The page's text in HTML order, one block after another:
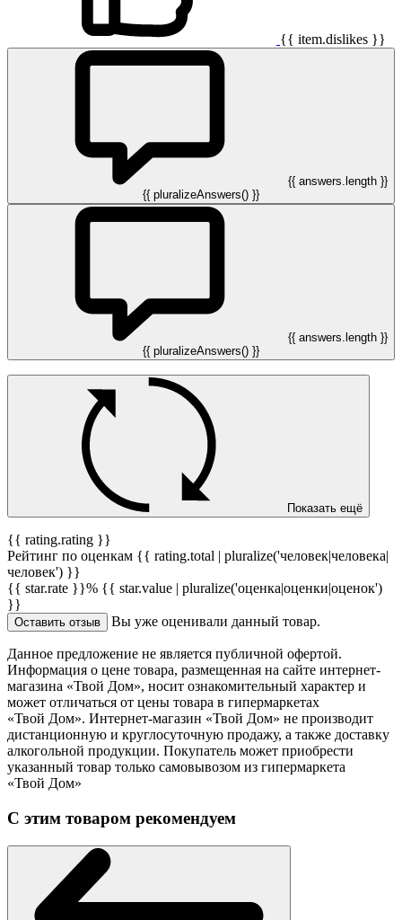
{{ item.dislikes }}
{{ answers.length }}
{{ pluralizeAnswers() }}
{{ answers.length }}
{{ pluralizeAnswers() }}
Показать ещё
{{ rating.rating }}
Рейтинг по оценкам {{ rating.total | pluralize('человек|человека|
человек') }}
{{ star.rate }}% {{ star.value | pluralize('оценка|оценки|оценок')
}}
Оставить отзыв Вы уже оценивали данный товар.
Данное предложение не является публичной офертой.
Информация о цене товара, размещенная на сайте интернет-
магазина «Твой Дом», носит ознакомительный характер и
может отличаться от цены товара в гипермаркетах
«Твой Дом». Интернет-магазин «Твой Дом» не производит
дистанционную и круглосуточную продажу, а также доставку
алкогольной продукции. Покупатель может приобрести
указанный товар только самовывозом из гипермаркета
«Твой Дом»
С этим товаром рекомендуем